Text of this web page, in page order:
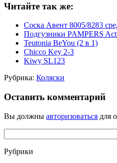
Читайте так же:
Соска Авент 8005/8283
Подгузники PAMPERS
Teutonia BeYou (2 в 1)
Chicco Key 2-3
Kiwy SL123
Рубрика: Коляски
Оставить комментарий
Вы должны авторизоваться для
Рубрики